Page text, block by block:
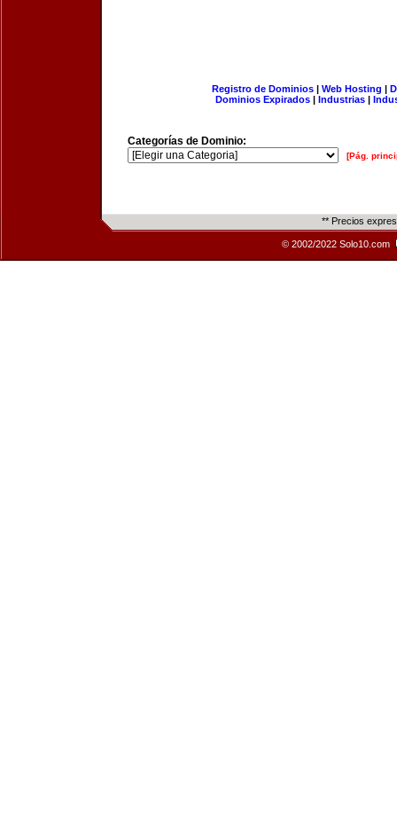
Registro de Dominios| Web Hosting |
Dominios Expirados | Industrias |
Categorías de Dominio:
[Pág.
** Precios
© 2002/2022 Solo10.com